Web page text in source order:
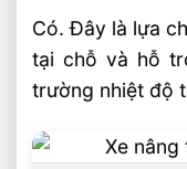
Có. Đây là lựa
tại chỗ và hỗ
trường nhiệt độ